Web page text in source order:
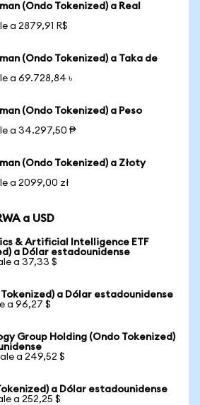
(Ondo Tokenized) a Real
a 2879,91 R$
(Ondo Tokenized) a Taka de
a 69.728,84 ৳
(Ondo Tokenized) a Peso
a 34.297,50 ₱
(Ondo Tokenized) a Złoty
a 2099,00 zł
a USD
& Artificial Intelligence ETF
a Dólar estadounidense
a 37,33 $
a Dólar estadounidense
a 96,27 $
Group Holding (Ondo Tokenized)
a 249,52 $
a Dólar estadounidense
a 252,25 $